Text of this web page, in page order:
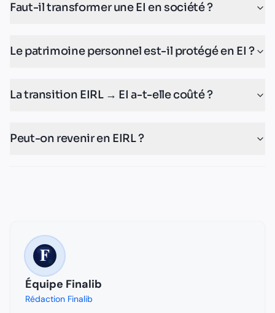
Faut-il transformer une EI en société ?
Le patrimoine personnel est-il protégé en EI ?
La transition EIRL → EI a-t-elle coûté ?
Peut-on revenir en EIRL ?
Équipe Finalib
Rédaction Finalib